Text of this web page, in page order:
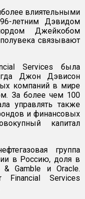
влиятельными
летним Дэвидом
Джейкобом
связывают
Services была
Джон Дэвисон
компаний в мире
За более чем 100
управлять также
и финансовых
капитал
группа
в Россию, доля в
Gamble и Oracle.
Financial Services